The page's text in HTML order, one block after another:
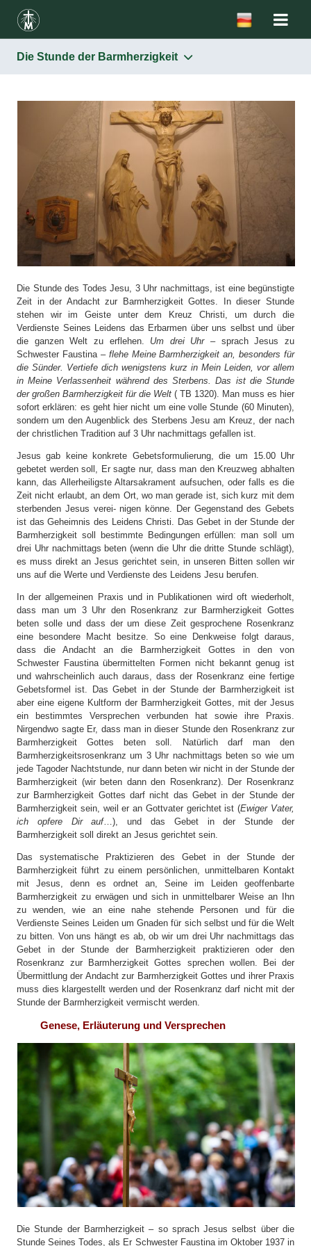
Die Stunde der Barmherzigkeit
Das Bild
Das Fest der Barmherzigkeit
Der Rosenkranz zur Barmherzigkeit Gottes
Die Stunde der Barmherzigkeit
Die Verbreitung der Verehrung der Barmherzigkeit Gottes
Die Stunde des Todes Jesu, 3 Uhr nachmittags, ist eine begünstigte
Zeit in der Andacht zur Barmherzigkeit Gottes. In dieser Stunde
stehen wir im Geiste unter dem Kreuz Christi, um durch die
Verdienste Seines Leidens das Erbarmen über uns selbst und über
die ganzen Welt zu erflehen. Um drei Uhr– sprach Jesus zu
Schwester Faustina – flehe Meine Barmherzigkeit an, besonders für
die Sünder. Vertiefe dich wenigstens kurz in Mein Leiden, vor allem
in Meine Verlassenheit während des Sterbens. Das ist die Stunde
der großen Barmherzigkeit für die Welt ( TB 1320). Man muss es hier
sofort erklären: es geht hier nicht um eine volle Stunde (60 Minuten),
sondern um den Augenblick des Sterbens Jesu am Kreuz, der nach
der christlichen Tradition auf 3 Uhr nachmittags gefallen ist.
Jesus gab keine konkrete Gebetsformulierung, die um 15.00 Uhr
gebetet werden soll, Er sagte nur, dass man den Kreuzweg abhalten
kann, das Allerheiligste Altarsakrament aufsuchen, oder falls es die
Zeit nicht erlaubt, an dem Ort, wo man gerade ist, sich kurz mit dem
sterbenden Jesus verei- nigen könne. Der Gegenstand des Gebets
ist das Geheimnis des Leidens Christi. Das Gebet in der Stunde der
Barmherzigkeit soll bestimmte Bedingungen erfüllen: man soll um
drei Uhr nachmittags beten (wenn die Uhr die dritte Stunde schlägt),
es muss direkt an Jesus gerichtet sein, in unseren Bitten sollen wir
uns auf die Werte und Verdienste des Leidens Jesu berufen.
In der allgemeinen Praxis und in Publikationen wird oft wiederholt,
dass man um 3 Uhr den Rosenkranz zur Barmherzigkeit Gottes
beten solle und dass der um diese Zeit gesprochene Rosenkranz
eine besondere Macht besitze. So eine Denkweise folgt daraus,
dass die Andacht an die Barmherzigkeit Gottes in den von
Schwester Faustina übermittelten Formen nicht bekannt genug ist
und wahrscheinlich auch daraus, dass der Rosenkranz eine fertige
Gebetsformel ist. Das Gebet in der Stunde der Barmherzigkeit ist
aber eine eigene Kultform der Barmherzigkeit Gottes, mit der Jesus
ein bestimmtes Versprechen verbunden hat sowie ihre Praxis.
Nirgendwo sagte Er, dass man in dieser Stunde den Rosenkranz zur
Barmherzigkeit Gottes beten soll. Natürlich darf man den
Barmherzigkeitsrosenkranz um 3 Uhr nachmittags beten so wie um
jede Tagoder Nachtstunde, nur dann beten wir nicht in der Stunde der
Barmherzigkeit (wir beten dann den Rosenkranz). Der Rosenkranz
zur Barmherzigkeit Gottes darf nicht das Gebet in der Stunde der
Barmherzigkeit sein, weil er an Gottvater gerichtet ist (Ewiger Vater,
ich opfere Dir auf…), und das Gebet in der Stunde der
Barmherzigkeit soll direkt an Jesus gerichtet sein.
Das systematische Praktizieren des Gebet in der Stunde der
Barmherzigkeit führt zu einem persönlichen, unmittelbaren Kontakt
mit Jesus, denn es ordnet an, Seine im Leiden geoffenbarte
Barmherzigkeit zu erwägen und sich in unmittelbarer Weise an Ihn
zu wenden, wie an eine nahe stehende Personen und für die
Verdienste Seines Leiden um Gnaden für sich selbst und für die Welt
zu bitten. Von uns hängt es ab, ob wir um drei Uhr nachmittags das
Gebet in der Stunde der Barmherzigkeit praktizieren oder den
Rosenkranz zur Barmherzigkeit Gottes sprechen wollen. Bei der
Übermittlung der Andacht zur Barmherzigkeit Gottes und ihrer Praxis
muss dies klargestellt werden und der Rosenkranz darf nicht mit der
Stunde der Barmherzigkeit vermischt werden.
Genese, Erläuterung und Versprechen
Die Stunde der Barmherzigkeit – so sprach Jesus selbst über die
Stunde Seines Todes, als Er Schwester Faustina im Oktober 1937 in